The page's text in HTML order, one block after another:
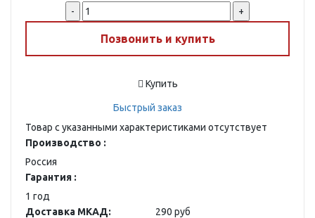
-
+
Позвонить и купить
Купить
Быстрый заказ
Товар с указанными характеристиками отсутствует
Производство :
Россия
Гарантия :
1 год
Доставка МКАД:
290 руб